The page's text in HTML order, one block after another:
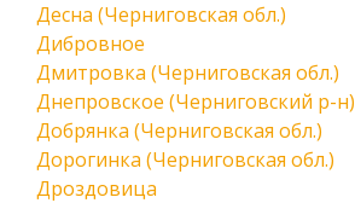
Десна (Черниговская обл.)
Дибровное
Дмитровка (Черниговская обл.)
Днепровское (Черниговский р-н)
Добрянка (Черниговская обл.)
Дорогинка (Черниговская обл.)
Дроздовица